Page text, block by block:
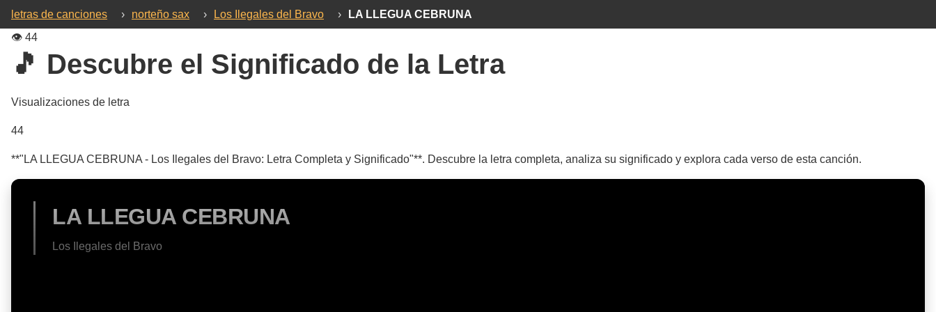
letras de canciones › norteño sax › Los Ilegales del Bravo ›
LA LLEGUA CEBRUNA
👁️ 44
🎵 Descubre el Significado de la Letra
Visualizaciones de letra
44
**"LA LLEGUA CEBRUNA - Los Ilegales del Bravo: Letra Completa y Significado"**. Descubre la letra completa, analiza su significado y explora cada verso de esta canción.
LA LLEGUA CEBRUNA
Los Ilegales del Bravo